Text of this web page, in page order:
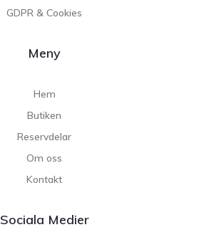
GDPR & Cookies
Meny
Hem
Butiken
Reservdelar
Om oss
Kontakt
Sociala Medier